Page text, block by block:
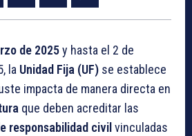
de 2025y hasta el 2 de
la Unidad Fija (UF) se establece
impacta de manera directa en
que deben acreditar las
responsabilidad civil vinculadas